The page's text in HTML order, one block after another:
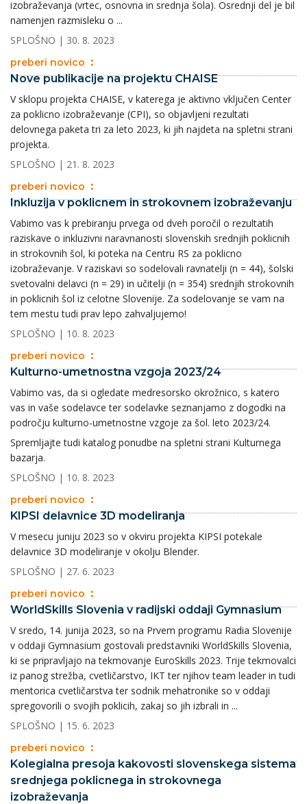
izobraževanja (vrtec, osnovna in srednja šola). Osrednji del je bil
namenjen razmisleku o ...
SPLOŠNO | 30. 8. 2023
preberi novico
Nove publikacije na projektu CHAISE
V sklopu projekta CHAISE, v katerega je aktivno vključen Center
za poklicno izobraževanje (CPI), so objavljeni rezultati
delovnega paketa tri za leto 2023, ki jih najdeta na spletni strani
projekta.
SPLOŠNO | 21. 8. 2023
preberi novico
Inkluzija v poklicnem in strokovnem izobraževanju
Vabimo vas k prebiranju prvega od dveh poročil o rezultatih
raziskave o inkluzivni naravnanosti slovenskih srednjih poklicnih
in strokovnih šol, ki poteka na Centru RS za poklicno
izobraževanje. V raziskavi so sodelovali ravnatelji (n = 44), šolski
svetovalni delavci (n = 29) in učitelji (n = 354) srednjih strokovnih
in poklicnih šol iz celotne Slovenije. Za sodelovanje se vam na
tem mestu tudi prav lepo zahvaljujemo!
SPLOŠNO | 10. 8. 2023
preberi novico
Kulturno-umetnostna vzgoja 2023/24
Vabimo vas, da si ogledate medresorsko okrožnico, s katero
vas in vaše sodelavce ter sodelavke seznanjamo z dogodki na
področju kulturno-umetnostne vzgoje za šol. leto 2023/24.
Spremljajte tudi katalog ponudbe na spletni strani Kulturnega
bazarja.
SPLOŠNO | 10. 8. 2023
preberi novico
KIPSI delavnice 3D modeliranja
V mesecu juniju 2023 so v okviru projekta KIPSI potekale
delavnice 3D modeliranje v okolju Blender.
SPLOŠNO | 27. 6. 2023
preberi novico
WorldSkills Slovenia v radijski oddaji Gymnasium
V sredo, 14. junija 2023, so na Prvem programu Radia Slovenije
v oddaji Gymnasium gostovali predstavniki WorldSkills Slovenia,
ki se pripravljajo na tekmovanje EuroSkills 2023. Trije tekmovalci
iz panog strežba, cvetličarstvo, IKT ter njihov team leader in tudi
mentorica cvetličarstva ter sodnik mehatronike so v oddaji
spregovorili o svojih poklicih, zakaj so jih izbrali in ...
SPLOŠNO | 15. 6. 2023
preberi novico
Kolegialna presoja kakovosti slovenskega sistema
srednjega poklicnega in strokovnega
izobraževanja